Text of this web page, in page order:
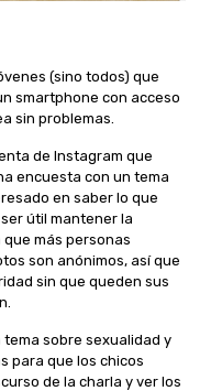
(sino todos) que
smartphone con acceso
sin problemas.
de Instagram que
encuesta con un tema
en saber lo que
útil mantener la
más personas
son anónimos, así que
sin que queden sus
sobre sexualidad y
para que los chicos
de la charla y ver los